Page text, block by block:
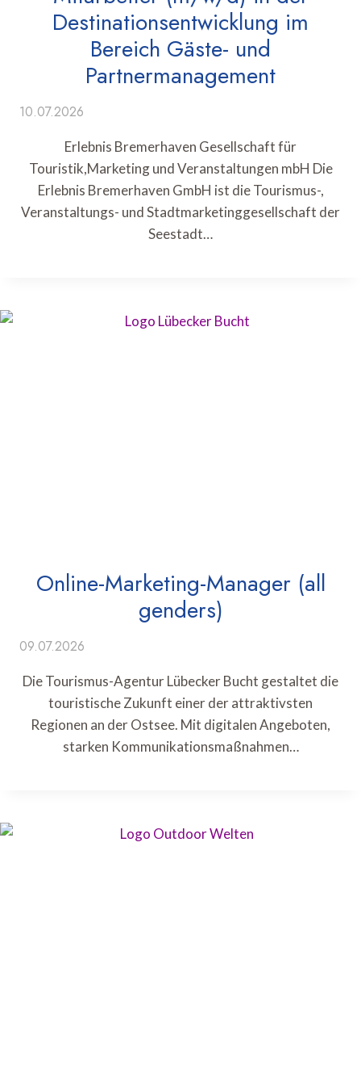
Destinationsentwicklung im
Bereich Gäste- und
Partnermanagement
10.07.2026
Erlebnis Bremerhaven Gesellschaft für
Touristik,Marketing und Veranstaltungen mbH Die
Erlebnis Bremerhaven GmbH ist die Tourismus-,
Veranstaltungs- und Stadtmarketinggesellschaft der
Seestadt…
Online-Marketing-Manager (all
genders)
09.07.2026
Die Tourismus-Agentur Lübecker Bucht gestaltet die
touristische Zukunft einer der attraktivsten
Regionen an der Ostsee. Mit digitalen Angeboten,
starken Kommunikationsmaßnahmen…